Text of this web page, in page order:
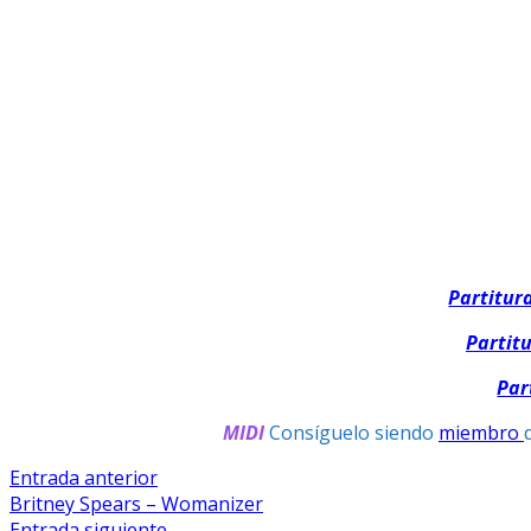
MIDIConsíguelo siendo miembro
Navegación
De
Entrada anteriorEntrada
anterior:
Britney Spears – Womanizer